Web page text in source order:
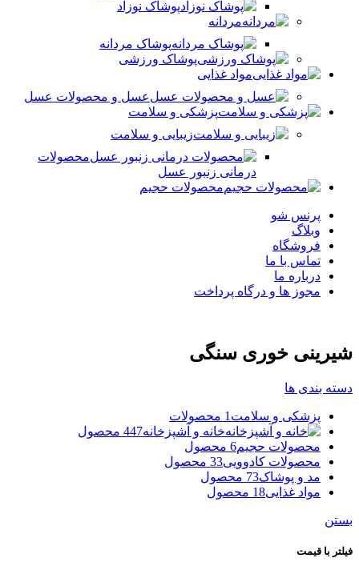
پوشاک نوزاد
مردانه
پوشاک مردانه
پوشاک ورزشی
مواد غذایی
عسل و محصولات عسل
پزشکی و سلامت
زیبایی و سلامت
محصولات
درمانی زنبور عسل
محصولات حجیم
پرنس شو
وبلاگ
فروشگاه
تماس با ما
درباره ما
مجوز ها و درگاه پرداخت
شیرینی خوری سنگی
دسته بندی ها
پزشکی و سلامت 1 محصولات
خانه و آشپزخانه447 محصول
محصولات حجیم6 محصول
محصولات کادوویی33 محصول
مد و پوشاک73 محصول
مواد غذایی18 محصول
بستن
فیلتر با قیمت